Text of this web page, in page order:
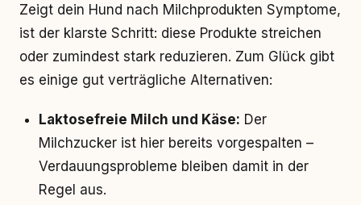
Zeigt dein Hund nach Milchprodukten Symptome,
ist der klarste Schritt: diese Produkte streichen
oder zumindest stark reduzieren. Zum Glück gibt
es einige gut verträgliche Alternativen:
Laktosefreie Milch und Käse: Der
Milchzucker ist hier bereits vorgespalten –
Verdauungsprobleme bleiben damit in der
Regel aus.